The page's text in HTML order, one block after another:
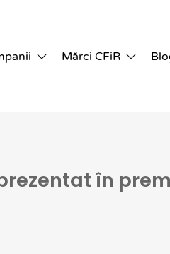
Mărci CFiR
în